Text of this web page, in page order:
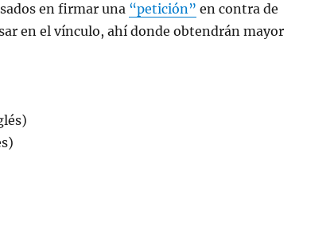
en firmar una “petición” en contra de
en el vínculo, ahí donde obtendrán mayor